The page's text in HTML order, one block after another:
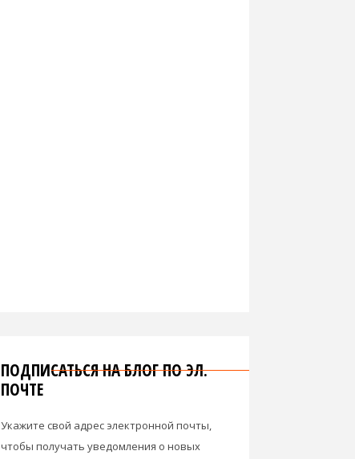
ПОДПИСАТЬСЯ НА БЛОГ ПО ЭЛ.
ПОЧТЕ
Укажите свой адрес электронной почты,
чтобы получать уведомления о новых